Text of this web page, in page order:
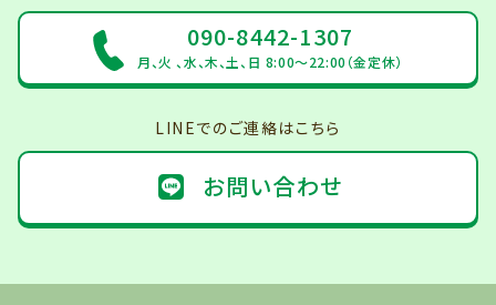
090-8442-1307
月、火 、水、木、土、日 8:00～22:00（金定休）
LINEでのご連絡はこちら
お問い合わせ